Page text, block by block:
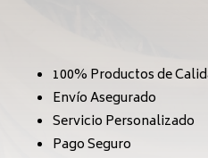
100% Productos de
Envío Asegurado
Servicio Personalizado
Pago Seguro